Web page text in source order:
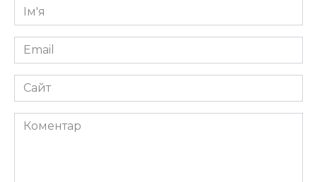
Ім'я
*
Email
*
Сайт
Коментар